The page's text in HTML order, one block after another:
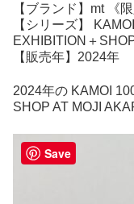
【ブランド】mt 《限
【シリーズ】
EXHIBITION＋
【販売年】2024年
2024年の KAMOI
SHOP AT MOJI
Save